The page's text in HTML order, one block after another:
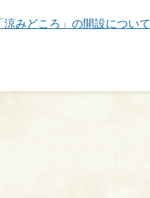
涼みどころ」の開設について